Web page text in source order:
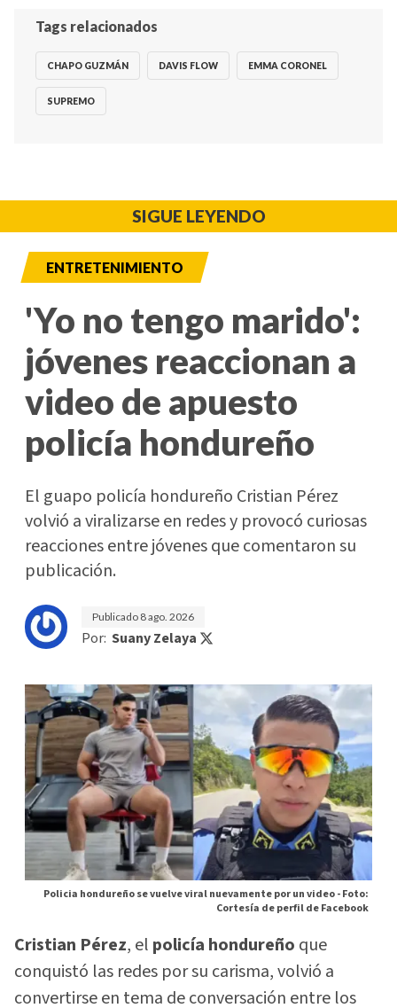
Tags relacionados
CHAPO GUZMÁN DAVIS FLOW EMMA CORONEL
SUPREMO
SIGUE LEYENDO
ENTRETENIMIENTO
'Yo no tengo marido':
jóvenes reaccionan a
video de apuesto
policía hondureño
El guapo policía hondureño Cristian Pérez
volvió a viralizarse en redes y provocó curiosas
reacciones entre jóvenes que comentaron su
publicación.
Publicado 8 ago. 2026
Por: Suany Zelaya
Policia hondureño se vuelve viral nuevamente por un video -Foto:
Cortesía de perfil de Facebook
Cristian Pérez, el policía hondureño que
conquistó las redes por su carisma, volvió a
convertirse en tema de conversación entre los